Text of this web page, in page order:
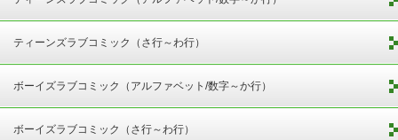
ティーンズラブコミック（さ行～わ行）
ボーイズラブコミック（アルファベット/数字～か行）
ボーイズラブコミック（さ行～わ行）